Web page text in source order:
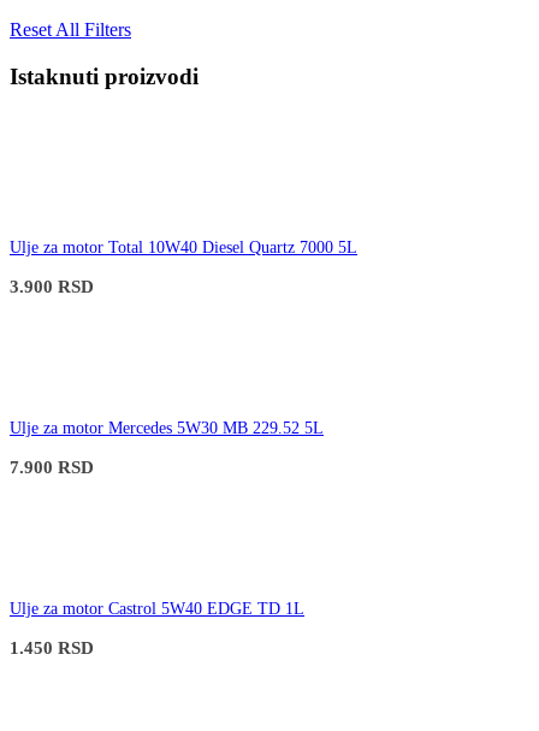
Reset All Filters
Istaknuti proizvodi
Ulje za motor Total 10W40 Diesel Quartz 7000 5L
3.900 RSD
Ulje za motor Mercedes 5W30 MB 229.52 5L
7.900 RSD
Ulje za motor Castrol 5W40 EDGE TD 1L
1.450 RSD